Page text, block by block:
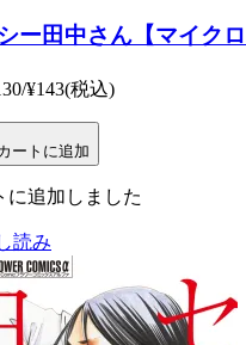
ー田中さん【マイク
/¥143(税込)
ートに追加
に追加しました
読み